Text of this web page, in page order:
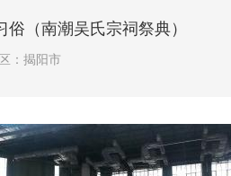
俗（南潮吴氏宗祠祭典）
： 揭阳市